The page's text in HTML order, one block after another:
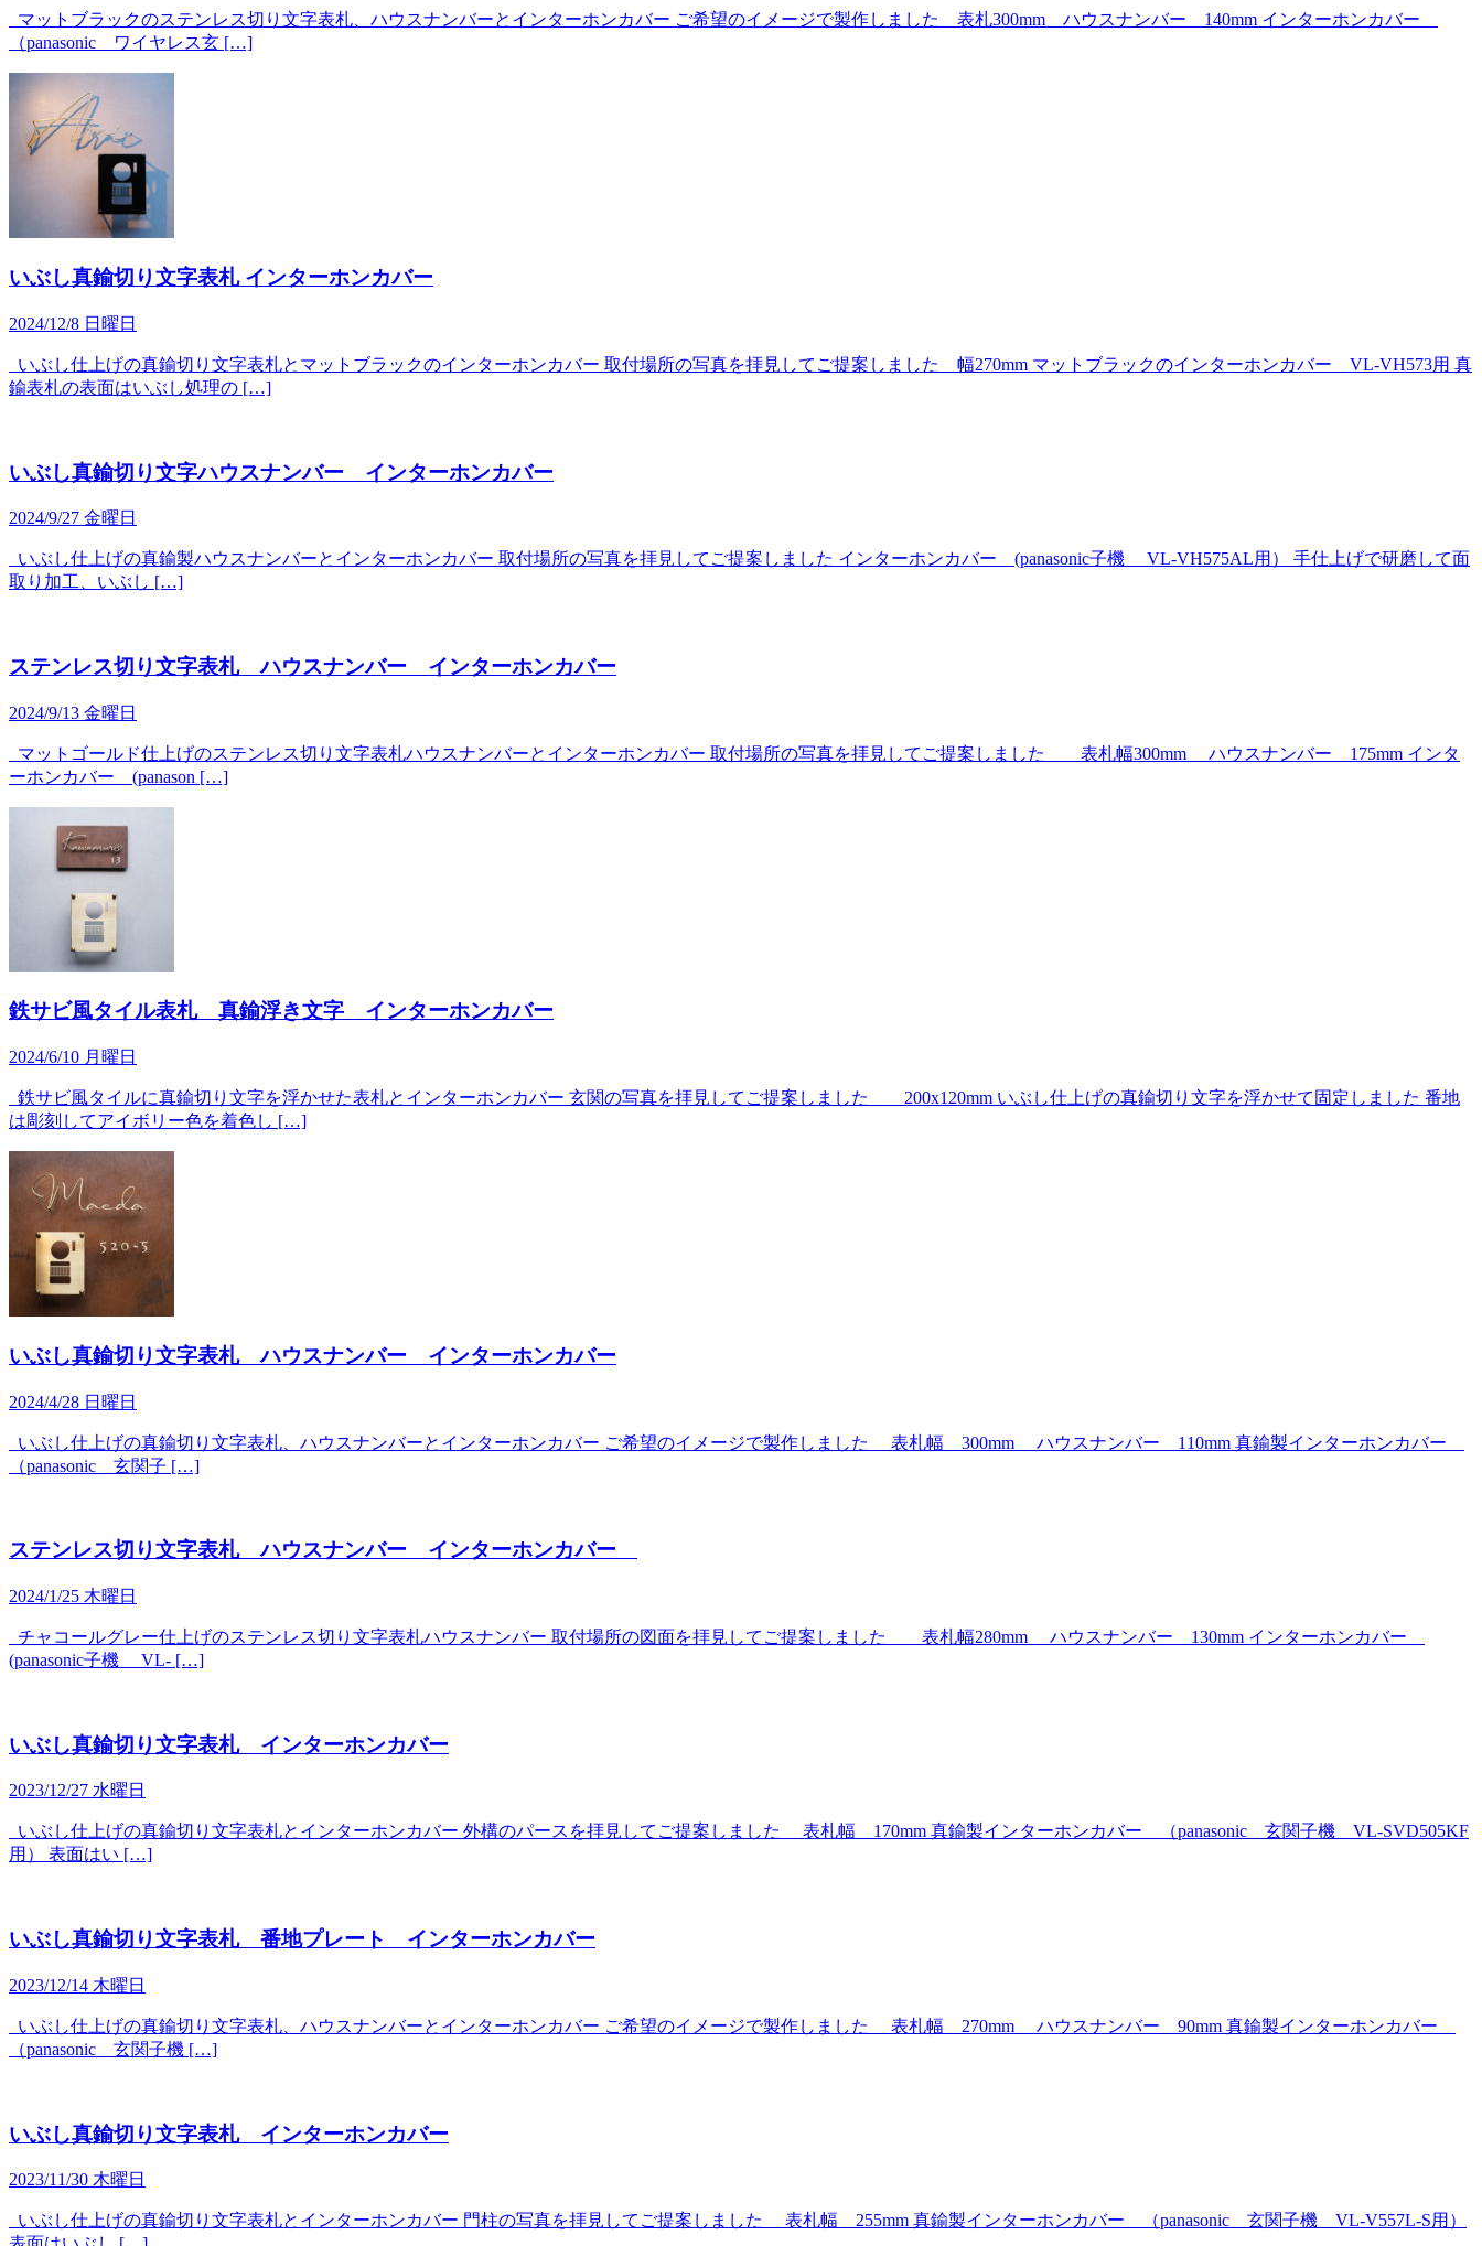
マットブラックのステンレス切り文字表札、ハウスナンバーとインターホンカバー ご希望のイメージで製作しました 表札300mm ハウスナンバー 140mm インターホンカバー
（panasonic ワイヤレス玄 […]
いぶし真鍮切り文字表札 インターホンカバー
2024/12/8 日曜日
いぶし仕上げの真鍮切り文字表札とマットブラックのインターホンカバー 取付場所の写真を拝見してご提案しました 幅270mm マットブラックのインターホンカバー VL-VH573用 真
鍮表札の表面はいぶし処理の […]
いぶし真鍮切り文字ハウスナンバー インターホンカバー
2024/9/27 金曜日
いぶし仕上げの真鍮製ハウスナンバーとインターホンカバー 取付場所の写真を拝見してご提案しました インターホンカバー (panasonic子機 VL-VH575AL用） 手仕上げで研磨して面
取り加工、いぶし […]
ステンレス切り文字表札 ハウスナンバー インターホンカバー
2024/9/13 金曜日
マットゴールド仕上げのステンレス切り文字表札ハウスナンバーとインターホンカバー 取付場所の写真を拝見してご提案しました 表札幅300mm ハウスナンバー 175mm インタ
ーホンカバー (panason […]
鉄サビ風タイル表札 真鍮浮き文字 インターホンカバー
2024/6/10 月曜日
鉄サビ風タイルに真鍮切り文字を浮かせた表札とインターホンカバー 玄関の写真を拝見してご提案しました 200x120mm いぶし仕上げの真鍮切り文字を浮かせて固定しました 番地
は彫刻してアイボリー色を着色し […]
いぶし真鍮切り文字表札 ハウスナンバー インターホンカバー
2024/4/28 日曜日
いぶし仕上げの真鍮切り文字表札、ハウスナンバーとインターホンカバー ご希望のイメージで製作しました 表札幅 300mm ハウスナンバー 110mm 真鍮製インターホンカバー
（panasonic 玄関子 […]
ステンレス切り文字表札 ハウスナンバー インターホンカバー
2024/1/25 木曜日
チャコールグレー仕上げのステンレス切り文字表札ハウスナンバー 取付場所の図面を拝見してご提案しました 表札幅280mm ハウスナンバー 130mm インターホンカバー
(panasonic子機 VL- […]
いぶし真鍮切り文字表札 インターホンカバー
2023/12/27 水曜日
いぶし仕上げの真鍮切り文字表札とインターホンカバー 外構のパースを拝見してご提案しました 表札幅 170mm 真鍮製インターホンカバー （panasonic 玄関子機 VL-SVD505KF
用） 表面はい […]
いぶし真鍮切り文字表札 番地プレート インターホンカバー
2023/12/14 木曜日
いぶし仕上げの真鍮切り文字表札、ハウスナンバーとインターホンカバー ご希望のイメージで製作しました 表札幅 270mm ハウスナンバー 90mm 真鍮製インターホンカバー
（panasonic 玄関子機 […]
いぶし真鍮切り文字表札 インターホンカバー
2023/11/30 木曜日
いぶし仕上げの真鍮切り文字表札とインターホンカバー 門柱の写真を拝見してご提案しました 表札幅 255mm 真鍮製インターホンカバー （panasonic 玄関子機 VL-V557L-S用）